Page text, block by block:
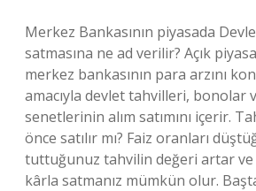
Merkez Bankasının piyasada
satmasına ne ad verilir? Açık
merkez bankasının para arzını
amacıyla devlet tahvilleri, bonolar
senetlerinin alım satımını içerir.
önce satılır mı? Faiz oranları
tuttuğunuz tahvilin değeri artar ve
kârla satmanız mümkün olur.